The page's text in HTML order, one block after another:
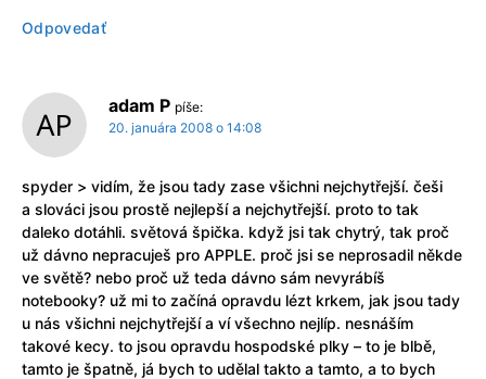
Odpovedať
adam P píše:
20. januára 2008 o 14:08
spyder > vidím, že jsou tady zase všichni nejchytřejší. češi
a slováci jsou prostě nejlepší a nejchytřejší. proto to tak
daleko dotáhli. světová špička. když jsi tak chytrý, tak proč
už dávno nepracuješ pro APPLE. proč jsi se neprosadil někde
ve světě? nebo proč už teda dávno sám nevyrábíš
notebooky? už mi to začíná opravdu lézt krkem, jak jsou tady
u nás všichni nejchytřejší a ví všechno nejlíp. nesnáším
takové kecy. to jsou opravdu hospodské plky – to je blbě,
tamto je špatně, já bych to udělal takto a tamto, a to bych